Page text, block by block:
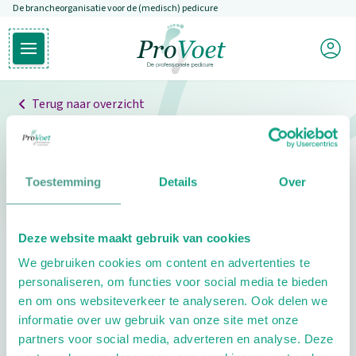
Toestemming Details Over
Deze website maakt gebruik van cookies
We gebruiken cookies om content en advertenties te
personaliseren, om functies voor social media te bieden
en om ons websiteverkeer te analyseren. Ook delen we
informatie over uw gebruik van onze site met onze
partners voor social media, adverteren en analyse. Deze
Overslaan en naar de inhoud gaan
De brancheorganisatie voor de (medisch) pedicure
Open hoofdmenu
Ga naar de homepagina
Mijn
Terug naar overzicht
Professionals
Pedicure niet gevonden
pedicure.